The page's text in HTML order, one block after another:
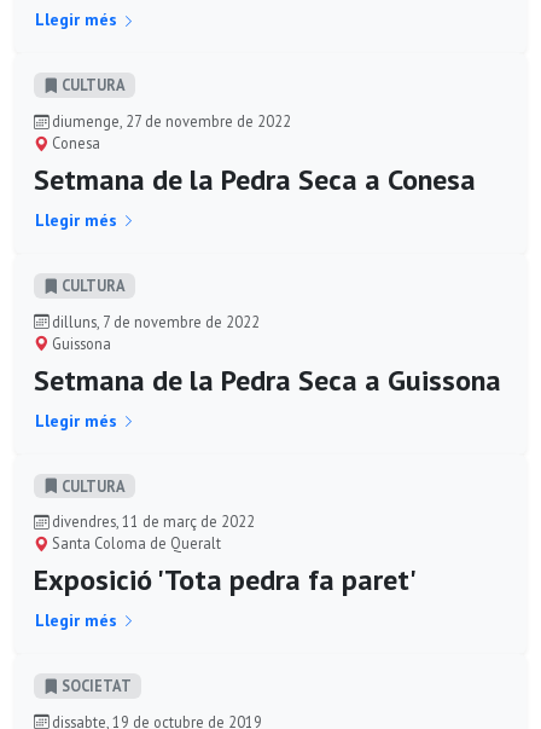
Llegir més
CULTURA
diumenge, 27 de novembre de 2022
Conesa
Setmana de la Pedra Seca a Conesa
Llegir més
CULTURA
dilluns, 7 de novembre de 2022
Guissona
Setmana de la Pedra Seca a Guissona
Llegir més
CULTURA
divendres, 11 de març de 2022
Santa Coloma de Queralt
Exposició 'Tota pedra fa paret'
Llegir més
SOCIETAT
dissabte, 19 de octubre de 2019